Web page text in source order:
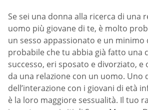
Se sei una donna alla ricerca di una
uomo più giovane di te, è molto
un sesso appassionato e un minimo
probabile che tu abbia già fatto una
successo, eri sposato e divorziato, e
da una relazione con un uomo. Uno
dell’interazione con i giovani di età
è la loro maggiore sessualità. Il tuo